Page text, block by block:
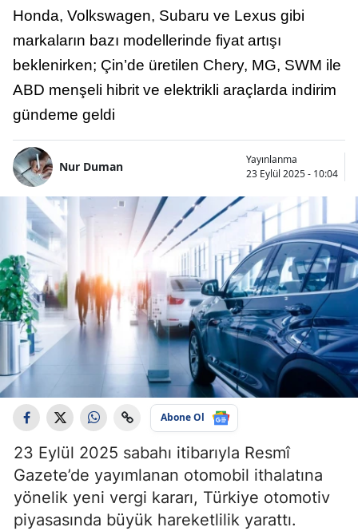
Honda, Volkswagen, Subaru ve Lexus gibi
markaların bazı modellerinde fiyat artışı
beklenirken; Çin’de üretilen Chery, MG, SWM ile
ABD menşeli hibrit ve elektrikli araçlarda indirim
gündeme geldi
Nur Duman
Yayınlanma
23 Eylül 2025 - 10:04
Abone Ol
23 Eylül 2025 sabahı itibarıyla Resmî
Gazete’de yayımlanan otomobil ithalatına
yönelik yeni vergi kararı, Türkiye otomotiv
piyasasında büyük hareketlilik yarattı.